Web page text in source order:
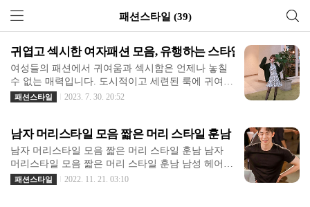
패션스타일 (39)
귀엽고 섹시한 여자패션 모음, 유행하는 스타일과 섹시함을
여성들의 패션에서 귀여움과 섹시함은 언제나 놓칠
수 없는 매력입니다. 도시적이고 세련된 룩에 귀여운
요소를 더해보는 것도 매력적이지만, 당당한 섹시함
이템들을 소개합니다. 1. 미니 원피스 - "단아하게 간
편한 섹시함" 미니 원피스는 여성들의 영원한 클래식
입니다. 특히 블랙 컬러의 미니 원피스는 우아한 분
위기를 연출하면서도 단호하고 섹시한 느낌을 줄 수
있습니다. 슬림한 실루엣과 허리를 강조하는 디자인
패션스타일 2023. 7. 30. 20:52
남자 머리스타일 모음 짧은 머리 스타일 훈남
남자 머리스타일 모음 짧은 머리 스타일 훈남 남자
머리스타일 모음 짧은 머리 스타일 훈남 남성 헤어스
타일 종류로는 크게 댄디컷, 투블럭컷, 리젠트컷, 포
패션스타일 2022. 11. 21. 03:10